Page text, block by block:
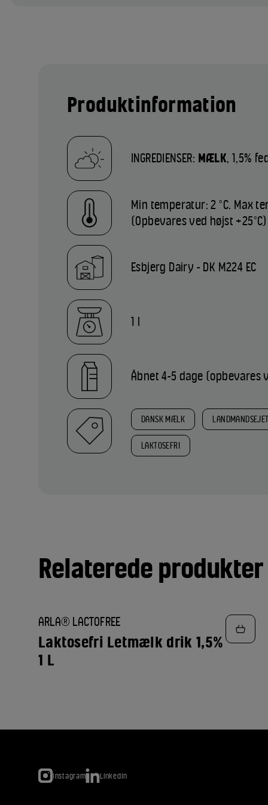
Produktinformation
INGREDIENSER: MÆLK, 1,5%
Min temperatur: 2 °C. Max
(Opbevares ved højst +25°C)
Esbjerg Dairy - DK M224 EC
1 l
Åbnet 4-5 dage (opbevares
DANSK MÆLK
LAKTOSEFRI
Relaterede produkter
TILFØJ
TIL
FAVORITTER
ARLA® LACTOFREE
Laktosefri Letmælk drik 1,5%
1 L
Instagram LinkedIn